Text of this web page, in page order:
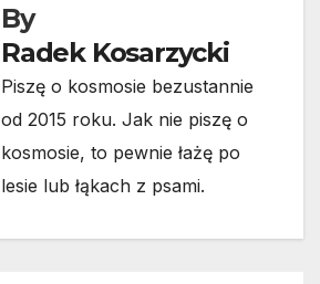
By
Radek Kosarzycki
Piszę o kosmosie bezustannie
od 2015 roku. Jak nie piszę o
kosmosie, to pewnie łażę po
lesie lub łąkach z psami.